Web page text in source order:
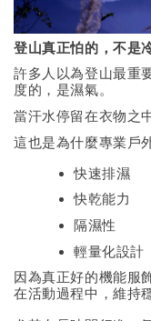
登山真正怕的，不是
許多人以為登山最重
度的，是濕氣。
當汗水停留在衣物之
這也是為什麼專業戶
快速排濕
快乾能力
隔濕性
輕量化設計
因為真正好的機能服
在活動過程中，維持